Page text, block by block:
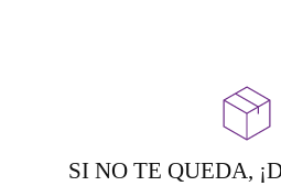
SI NO TE QUEDA,